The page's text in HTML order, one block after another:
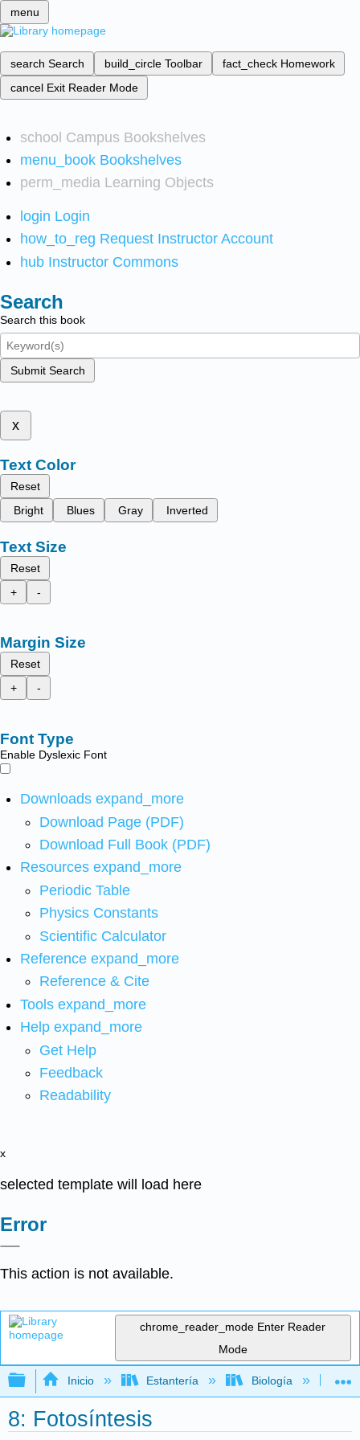
menu
search Search build_circle Toolbar fact_check Homework
cancel Exit Reader Mode
school Campus Bookshelves
menu_book Bookshelves
perm_media Learning Objects
login Login
how_to_reg Request Instructor Account
hub Instructor Commons
Search
Search this book
Submit Search
x
Text Color
Reset
Bright
Blues Gray Inverted
Text Size
Reset
+
-
Margin Size
Reset
+
-
Font Type
Enable Dyslexic Font
Downloads expand_more
Download Page (PDF)
Download Full Book (PDF)
Resources expand_more
Periodic Table
Physics Constants
Scientific Calculator
Reference expand_more
Reference & Cite
Tools expand_more
Help expand_more
Get Help
Feedback
Readability
x
selected template will load here
Error
This action is not available.
chrome_reader_mode Enter Reader
Mode
Expandir/contraer jerarquía global
Inicio Estantería Biología
8: Fotosíntesis